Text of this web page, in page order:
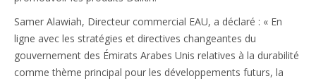
Samer Alawiah, Directeur commercial EAU, a déclaré : « En
ligne avec les stratégies et directives changeantes du
gouvernement des Émirats Arabes Unis relatives à la durabilité
comme thème principal pour les développements futurs, la